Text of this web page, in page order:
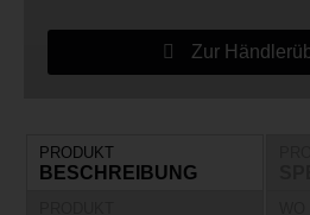
Zur
PRODUKT
BESCHREIBUNG